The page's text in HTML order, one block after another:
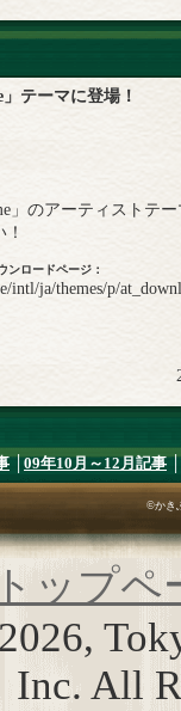
テーマに登場！
」のアーティストテ
ンロードページ：
intl/ja/themes/p/
09年10月～12月記事
©かき
ップペ
Inc. All